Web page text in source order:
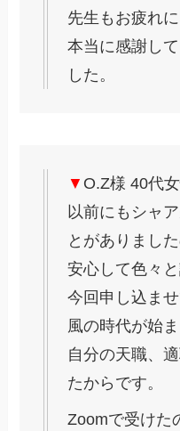
先生もお疲れ
本当に感謝し
した。
▼ O.Z様 40代
以前にもシャ
とがありまし
安心して色々と
今回申し込ま
風の時代が始
自分の天職、
たからです。
Zoomで受けた